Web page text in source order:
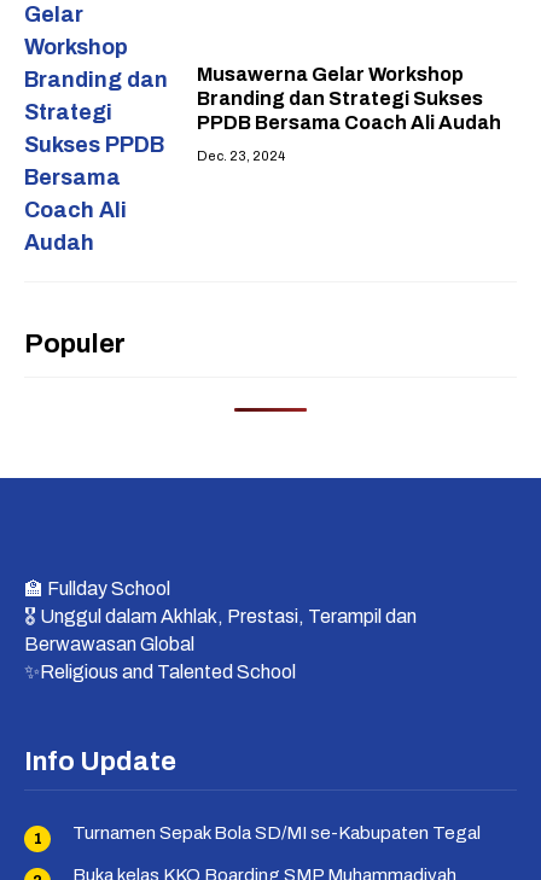
Musawerna Gelar Workshop
Branding dan Strategi Sukses
PPDB Bersama Coach Ali Audah
Dec. 23, 2024
Populer
🏫 Fullday School
🎖 Unggul dalam Akhlak, Prestasi, Terampil dan
Berwawasan Global
✨Religious and Talented School
Info Update
Turnamen Sepak Bola SD/MI se-Kabupaten Tegal
Buka kelas KKO Boarding SMP Muhammadiyah